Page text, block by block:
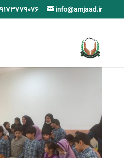
info@amjaad.ir